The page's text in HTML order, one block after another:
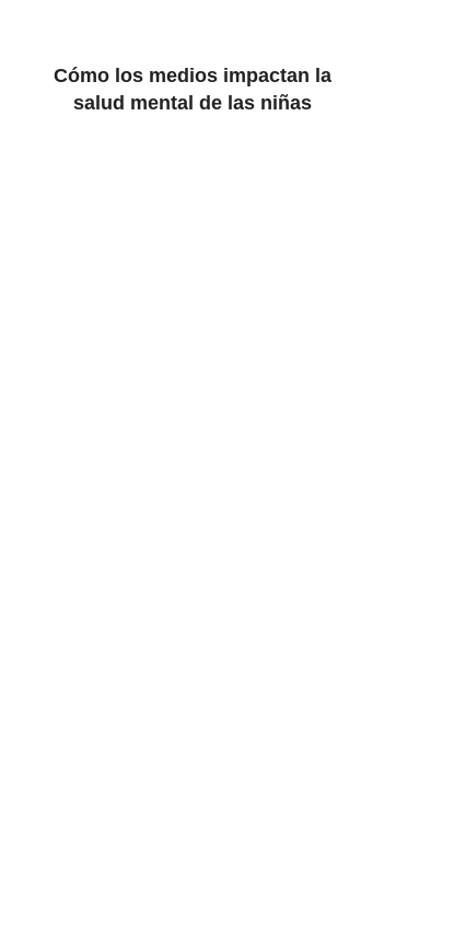
Cómo los medios impactan la
salud mental de las niñas